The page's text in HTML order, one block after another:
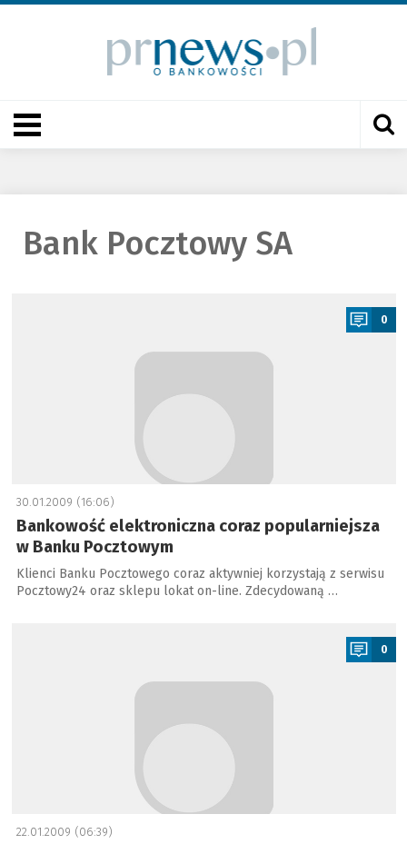
Bank Pocztowy SA
0
30.01.2009 (16:06)
Bankowość elektroniczna coraz popularniejsza
w Banku Pocztowym
Klienci Banku Pocztowego coraz aktywniej korzystają z serwisu
Pocztowy24 oraz sklepu lokat on-line. Zdecydowaną …
0
22.01.2009 (06:39)